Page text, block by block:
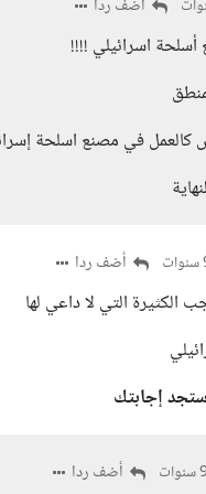
أضف ردا
اسرائيلي !!!!
كالعمل في مصنع اسلحة
أضف ردا
الكثيرة التي لا داعي لها
إجابتك
أضف ردا